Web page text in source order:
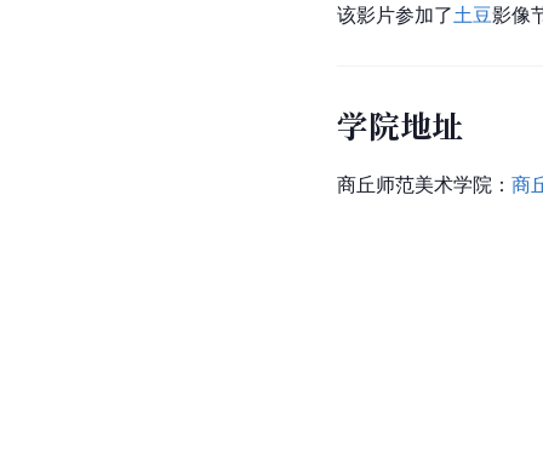
该影片参加了土豆影像
学院地址
商丘师范美术学院： 商